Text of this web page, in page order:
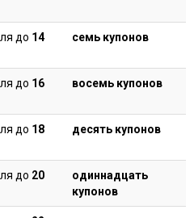
до 14
семь купонов
до 16
восемь купонов
до 18
десять купонов
до 20
одиннадцать
купонов